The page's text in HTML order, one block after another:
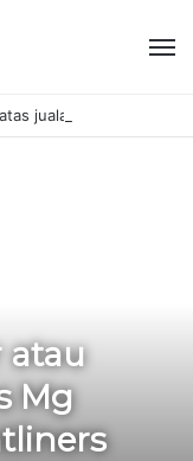
atau
Mg